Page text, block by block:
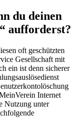
du deinen
aufforderst?
oft geschützten
Gesellschaft mit
ein ist denn sicherer
Internet
Nutzung unter